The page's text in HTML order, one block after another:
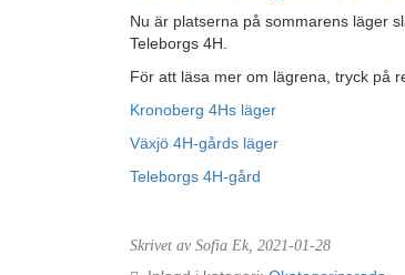
Nu är platserna på sommarens läger
Teleborgs 4H.
För att läsa mer om lägrena, tryck på
Kronoberg 4Hs läger
Växjö 4H-gårds läger
Teleborgs 4H-gård
Skrivet av Sofia Ek, 2021-01-28